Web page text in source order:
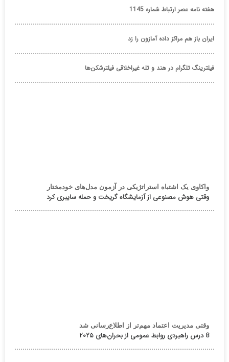
هفته نامه عصر ارتباط شماره 1145
ایران باز هم مراکز داده آمازون را زد
فیلترینگ تلگرام در هند و تله غیراخلاقی فیلترشکن‌ها
واکاوی یک اشتباه استراتژیکی در آزمون مدل‌های خودمختار
وقتی هوش مصنوعی از آزمایشگاه گریخت و حمله سایبری کرد
وقتی مدیریت اعتماد مهم‌تر از اطلاع‌رسانی شد
8 درس راهبردی روابط عمومی از بحران‌های ۲۰۲۵